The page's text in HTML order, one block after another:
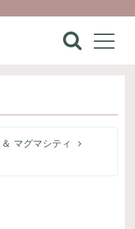
マグマシティ